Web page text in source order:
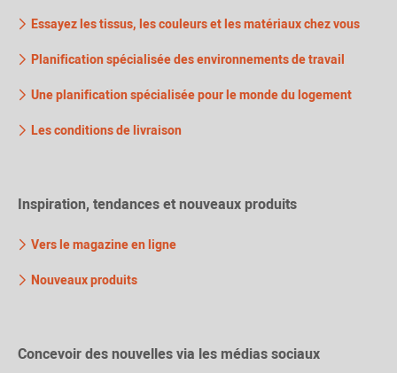
Essayez les tissus, les couleurs et les matériaux chez vous
Planification spécialisée des environnements de travail
Une planification spécialisée pour le monde du logement
Les conditions de livraison
Inspiration, tendances et nouveaux produits
Vers le magazine en ligne
Nouveaux produits
Concevoir des nouvelles via les médias sociaux